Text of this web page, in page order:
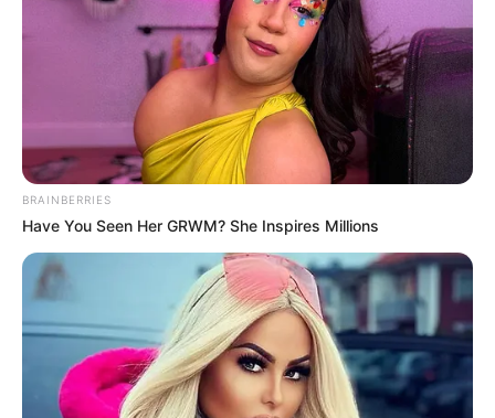
BRAINBERRIES
Have You Seen Her GRWM? She Inspires Millions